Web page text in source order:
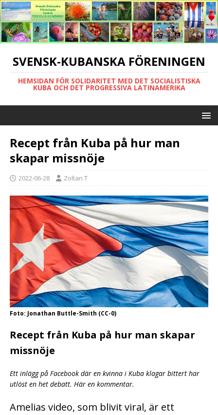
SVENSK-KUBANSKA FÖRENINGEN
HEMSIDAN FÖR SOLIDARITET MED DET SOCIALISTISKA
KUBA OCH DET PROGRESSIVA LATINAMERIKA
Recept från Kuba på hur man
skapar missnöje
2022-06-28 Zoltan T
Foto: Jonathan Buttle-Smith (CC-0)
Recept från Kuba på hur man skapar
missnöje
Ett inlägg på Facebook där en kvinna i Kuba klagar bittert har
utlöst en het debatt. Här en kommentar.
Amelias video, som blivit viral, är ett